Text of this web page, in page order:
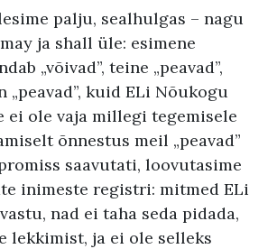
palju, sealhulgas – nagu
ja shall üle: esimene
„võivad”, teine „peavad”,
„peavad”, kuid ELi Nõukogu
ei ole vaja millegi tegemisele
õnnestus meil „peavad”
saavutati, loovutasime
inimeste registri: mitmed ELi
nad ei taha seda pidada,
lekkimist, ja ei ole selleks